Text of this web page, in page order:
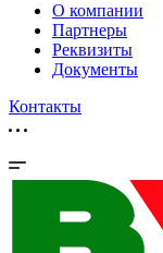
О компании
Партнеры
Реквизиты
Документы
Контакты